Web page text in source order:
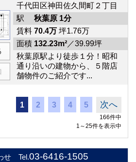
千代田区神田佐久間町２丁目
駅 秋葉原 1分
賃料 70.4万坪1.76万
面積 132.23m²／39.99坪
秋葉原駅より徒歩１分！昭和
通り沿いの建物から、５階店
舗物件のご紹介です...
1 2 3 4 5 次へ
166件中
1～25件を表示中
せ Tel.03-6416-1505